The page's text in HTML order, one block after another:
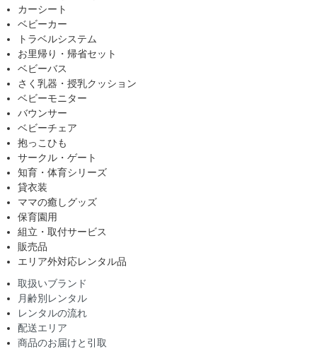
カーシート
ベビーカー
トラベルシステム
お里帰り・帰省セット
ベビーバス
さく乳器・授乳クッション
ベビーモニター
バウンサー
ベビーチェア
抱っこひも
サークル・ゲート
知育・体育シリーズ
貸衣装
ママの癒しグッズ
保育園用
組立・取付サービス
販売品
エリア外対応レンタル品
取扱いブランド
月齢別レンタル
レンタルの流れ
配送エリア
商品のお届けと引取